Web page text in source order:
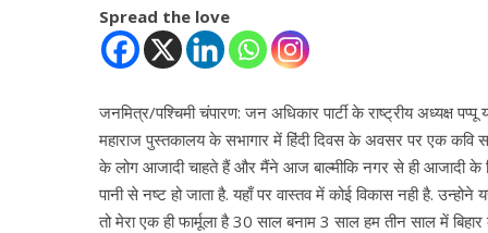
Spread the love
जनमित्र/पश्चिमी चंपारण: जन अधिकार पार्टी के राष्ट्रीय अध्यक्ष
महाराज पुस्तकालय के सभागार में हिंदी दिवस के अवसर पर एक कवि
के लोग आजादी चाहते हैं और मैंने आज बाल्मीकि नगर से ही आजादी के
पानी से नष्ट हो जाता है. यहाँ पर वास्तव में कोई विकास नही है.
तो मेरा एक ही फार्मूला है 30 साल बनाम 3 साल हम तीन साल में